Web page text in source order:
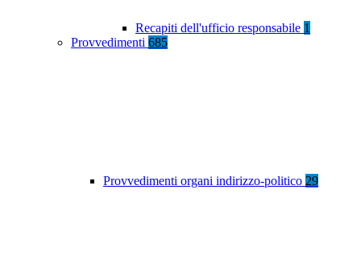
Recapiti dell'ufficio responsabile 1
Provvedimenti 685
Provvedimenti organi indirizzo-politico 29